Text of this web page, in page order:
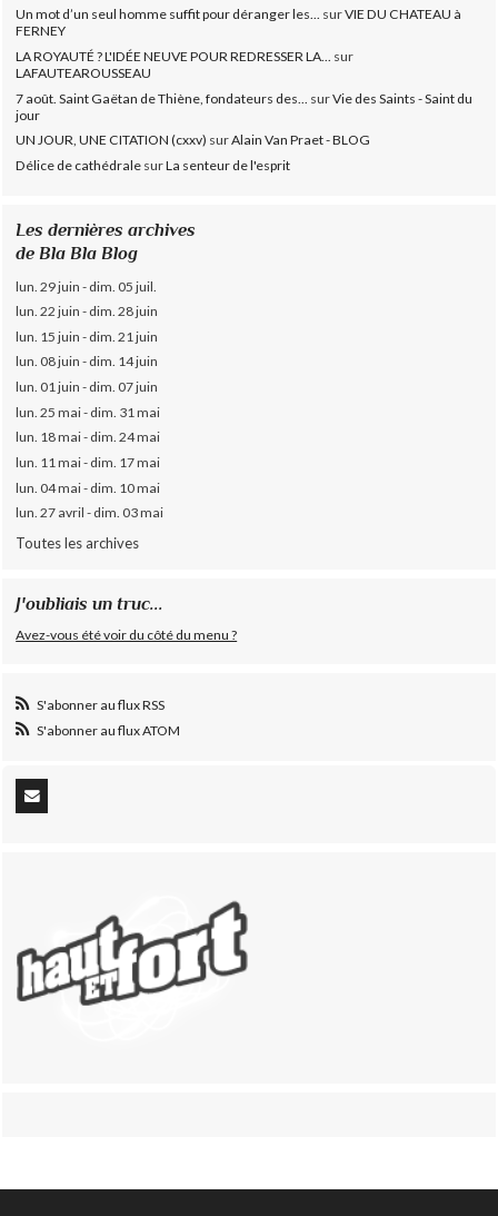
Un mot d’un seul homme suffit pour déranger les... surVIE DU CHATEAU à
FERNEY
LA ROYAUTÉ ? L'IDÉE NEUVE POUR REDRESSER LA... sur
LAFAUTEAROUSSEAU
7 août. Saint Gaëtan de Thiène, fondateurs des...
surVie des Saints - Saint du
jour
UN JOUR, UNE CITATION (cxxv) surAlain Van Praet - BLOG
Délice de cathédrale surLa senteur de l'esprit
Les dernières archives
de Bla Bla Blog
lun. 29 juin - dim. 05 juil.
lun. 22 juin - dim. 28 juin
lun. 15 juin - dim. 21 juin
lun. 08 juin - dim. 14 juin
lun. 01 juin - dim. 07 juin
lun. 25 mai - dim. 31 mai
lun. 18 mai - dim. 24 mai
lun. 11 mai - dim. 17 mai
lun. 04 mai - dim. 10 mai
lun. 27 avril - dim. 03 mai
Toutes les archives
J'oubliais un truc...
Avez-vous été voir du côté du menu ?
S'abonner au flux RSS
S'abonner au flux ATOM